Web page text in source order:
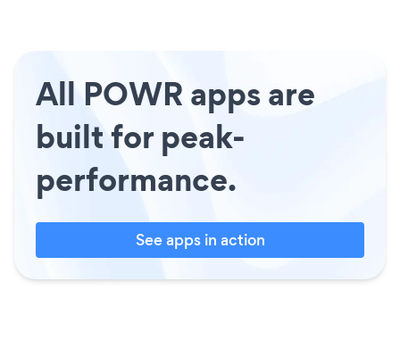
All POWR apps are
built for peak-
performance.
See apps in action